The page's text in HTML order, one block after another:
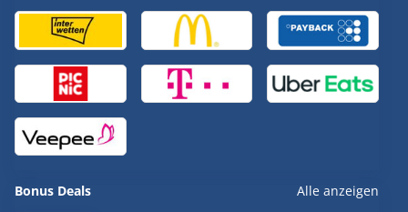
Bonus Deals Alle anzeigen